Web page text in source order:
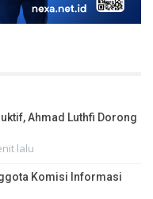
Ahmad Luthfi Dorong
lalu
Komisi Informasi